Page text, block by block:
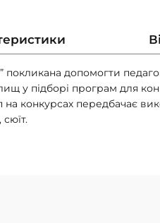
покликана допомогти
у підборі програм для
на конкурсах передбачає